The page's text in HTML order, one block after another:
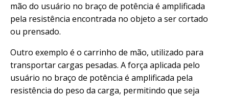
mão do usuário no braço de potência é amplificada
pela resistência encontrada no objeto a ser cortado
ou prensado.
Outro exemplo é o carrinho de mão, utilizado para
transportar cargas pesadas. A força aplicada pelo
usuário no braço de potência é amplificada pela
resistência do peso da carga, permitindo que seja